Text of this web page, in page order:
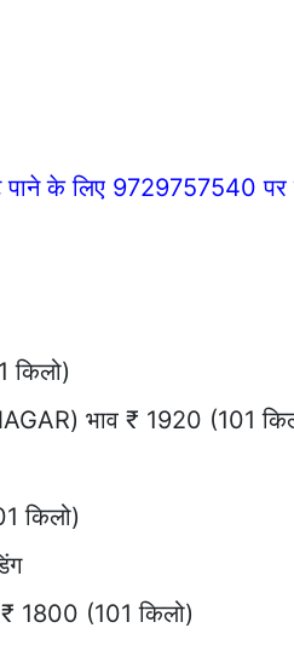
पाने के लिए 9729757540
किलो)
भाव ₹ 1920 (101
किलो)
1800 (101 किलो)